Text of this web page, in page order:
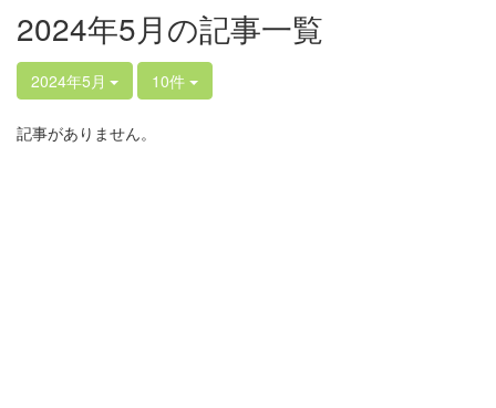
2024年5月の記事一覧
2024年5月 10件
記事がありません。